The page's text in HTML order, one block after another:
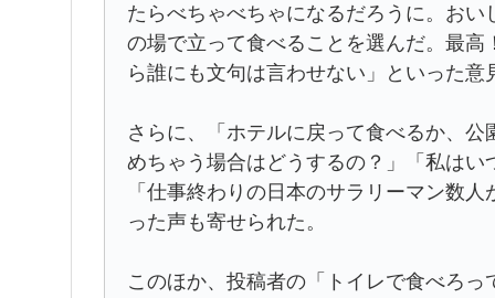
たらべちゃべちゃになるだろうに。お
の場で立って食べることを選んだ。最
ら誰にも文句は言わせない」といった意
さらに、「ホテルに戻って食べるか、
めちゃう場合はどうするの？」「私は
「仕事終わりの日本のサラリーマン数
った声も寄せられた。
このほか、投稿者の「トイレで食べろ